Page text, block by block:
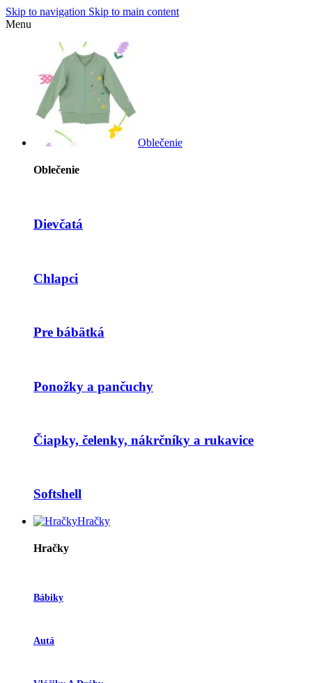
Skip to navigation Skip to main content
Menu
Oblečenie
Oblečenie
Dievčatá
Chlapci
Pre bábätká
Ponožky a pančuchy
Čiapky, čelenky, nákrčníky a rukavice
Softshell
Hračky
Hračky
Bábiky
Autá